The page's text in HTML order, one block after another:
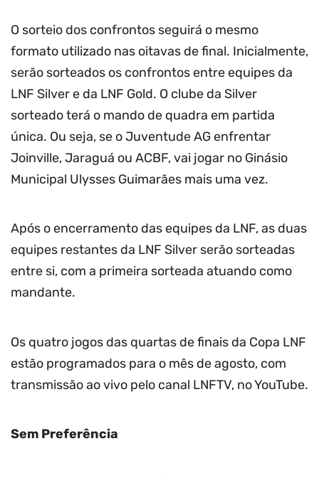
O sorteio dos confrontos seguirá o mesmo
formato utilizado nas oitavas de final. Inicialmente,
serão sorteados os confrontos entre equipes da
LNF Silver e da LNF Gold. O clube da Silver
sorteado terá o mando de quadra em partida
única. Ou seja, se o Juventude AG enfrentar
Joinville, Jaraguá ou ACBF, vai jogar no Ginásio
Municipal Ulysses Guimarães mais uma vez.
Após o encerramento das equipes da LNF, as duas
equipes restantes da LNF Silver serão sorteadas
entre si, com a primeira sorteada atuando como
mandante.
Os quatro jogos das quartas de finais da Copa LNF
estão programados para o mês de agosto, com
transmissão ao vivo pelo canal LNFTV, no YouTube.
Sem Preferência